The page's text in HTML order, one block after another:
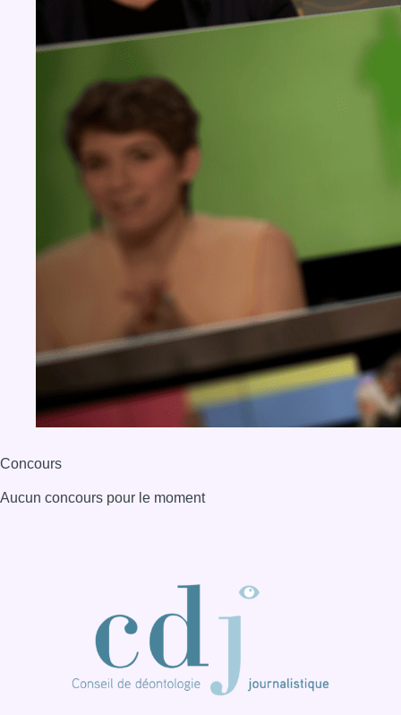
Concours
Aucun concours pour le moment